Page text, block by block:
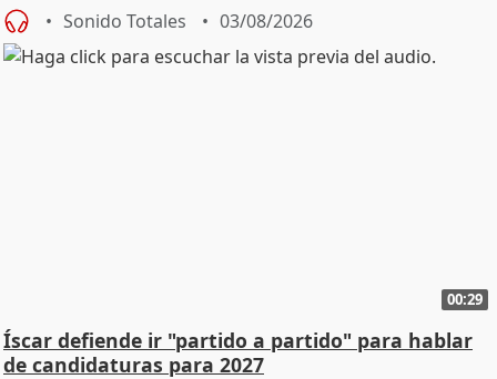
Sonido Totales 03/08/2026
00:29
Íscar defiende ir "partido a partido" para hablar
de candidaturas para 2027